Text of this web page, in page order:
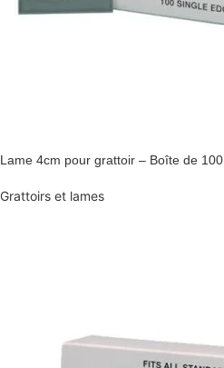
Lame 4cm pour grattoir – Boîte de 100
Grattoirs et lames